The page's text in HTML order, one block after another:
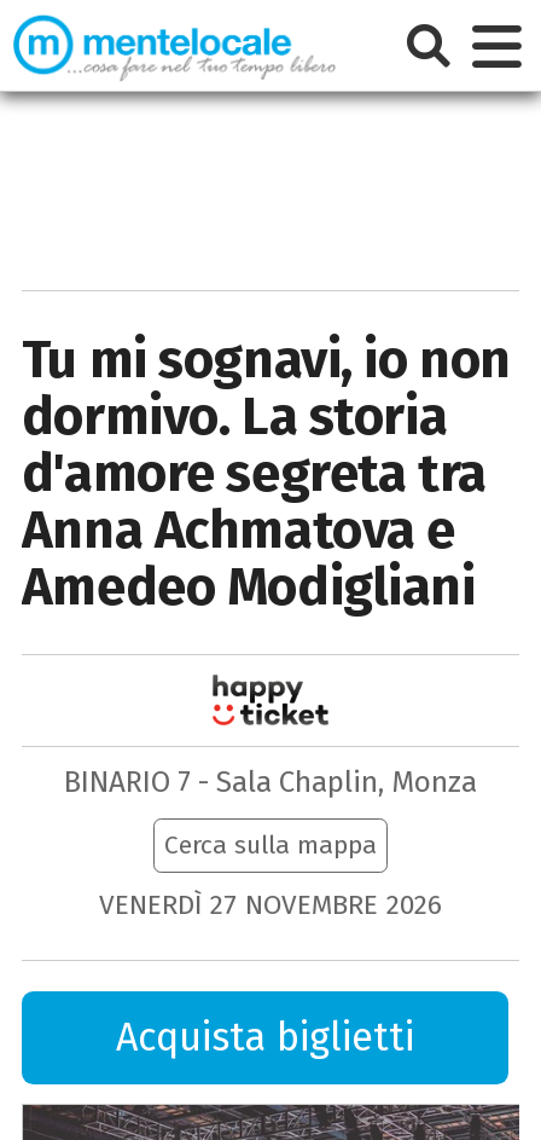
Tu mi sognavi, io non
dormivo. La storia
d'amore segreta tra
Anna Achmatova e
Amedeo Modigliani
BINARIO 7 - Sala Chaplin, Monza
Cerca sulla mappa
VENERDÌ 27 NOVEMBRE 2026
Acquista biglietti